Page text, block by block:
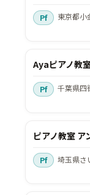
東京都小
Ayaピアノ教
千葉県四
ピアノ教室 ア
埼玉県さ